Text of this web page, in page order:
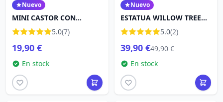
Nuevo
MINI CASTOR CON
BASTÓN DE CARAMELO -
DISNEY TRADITIONS
5.0(7)
19,90 €
En stock
Nuevo
ESTATUA WILLOW TREE
LA SAGRADA FAMILIA
5.0(2)
39,90 €49,90 €
En stock